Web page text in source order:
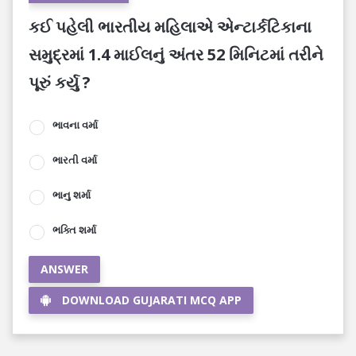
કઈ પહેલી ભારતીય મહિલાએ એન્ટાર્કટિકાના
સમુદ્રમાં 1.4 માઈલનું અંતર 52 મિનિટમાં તરીને
પૂરું કર્યુ ?
ભાવના વર્મા
ભારતી વર્મા
ભાનુ શર્મા
ભક્તિ શર્મા
ANSWER
DOWNLOAD GUJARATI MCQ APP